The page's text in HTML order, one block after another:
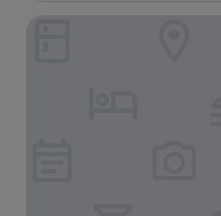
Holiday Inn Hotel &